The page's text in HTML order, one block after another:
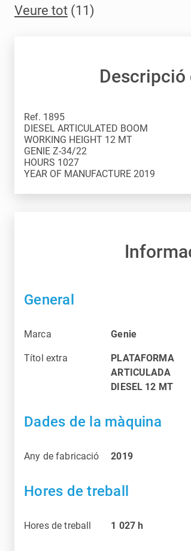
Veure tot (11)
Descripció
Ref. 1895
DIESEL ARTICULATED BOOM
WORKING HEIGHT 12 MT
GENIE Z-34/22
HOURS 1027
General
Marca Genie
Títol extra
PLATAFORMA
ARTICULADA
DIESEL 12 MT
Dades de la màquina
Any de fabricació 2019
Hores de treball
Hores de treball 1 027h